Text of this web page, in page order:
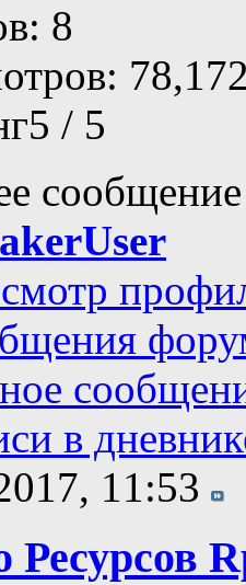
8
/ 5
в
11:53
Ресурсов